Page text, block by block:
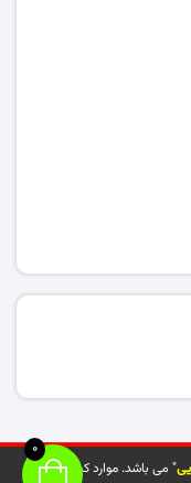
" می باشد. موارد کپی شده از
0